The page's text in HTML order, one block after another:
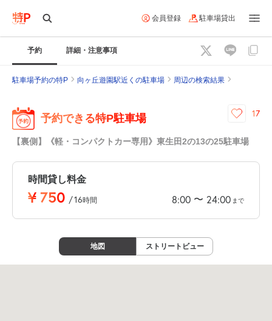
会員登録 駐車場貸出
予約 詳細・注意事項
駐車場予約の特P 向ヶ丘遊園駅近くの駐車場 周辺の検索結果
予約できる特P駐車場
【裏側】《軽・コンパクトカー専用》東生田2の13の25駐車場
17
時間貸し料金
¥750 /16時間 8:00 〜 24:00 まで
地図 ストリートビュー